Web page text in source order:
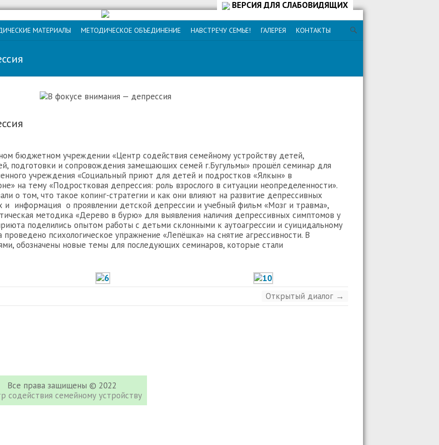
ВЕРСИЯ ДЛЯ СЛАБОВИДЯЩИХ
МАТЕРИАЛЫ МЕТОДИЧЕСКОЕ ОБЪЕДИНЕНИЕ НАВСТРЕЧУ СЕМЬЕ! ГАЛЕРЕЯ КОНТАКТЫ
бюджетном учреждении «Центр содействия семейному устройству детей,
подготовки и сопровождения замещающих семей г.Бугульмы» прошёл семинар для
учреждения «Социальный приют для детей и подростков «Ялкын» в
на тему «Подростковая депрессия: роль взрослого в ситуации неопределенности».
о том, что такое копинг-стратегии и как они влияют на развитие депрессивных
и информация о проявлении детской депрессии и учебный фильм «Мозг и травма»,
методика «Дерево в бурю» для выявления наличия депрессивных симптомов у
поделились опытом работы с детьми склонными к аутоагрессии и суицидальному
психологическое упражнение «Лепёшка» на снятие агрессивности. В
обозначены новые темы для последующих семинаров, которые стали
Открытый диалог →
Все права защищены © 2022
содействия семейному устройству